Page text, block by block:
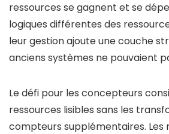
ressources se gagnent et se
logiques différentes des
leur gestion ajoute une couche
anciens systèmes ne pouvaient
Le défi pour les concepteurs
ressources lisibles sans les
compteurs supplémentaires. Les